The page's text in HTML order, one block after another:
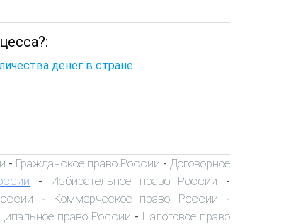
денег в стране
- Гражданское право России - Договорное
- Избирательное право России -
- Коммерческое право России -
право России - Налоговое право